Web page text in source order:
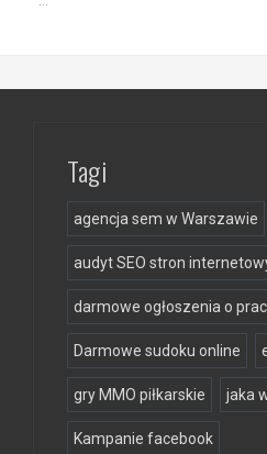
Tagi
agencja sem w Warszawie
audyt SEO stron
darmowe ogłoszenia o
Darmowe sudoku online
gry MMO piłkarskie jaka
Kampanie facebook